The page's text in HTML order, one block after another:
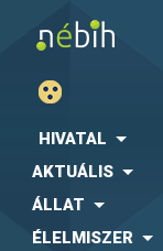
HIVATAL
AKTUÁLIS
ÁLLAT
ÉLELMISZER